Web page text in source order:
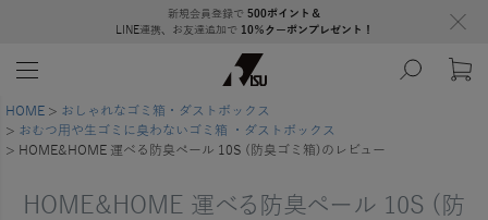
新規会員登録で 500ポイント＆
LINE連携、お友達追加で 10％クーポンプレゼント！
HOME
おしゃれなゴミ箱・ダストボックス
おむつ用や生ゴミに臭わないゴミ箱 ・ダストボックス
HOME&HOME 運べる防臭ペール 10S (防臭ゴミ箱)のレビュー
HOME&HOME 運べる防臭ペール 10S (防